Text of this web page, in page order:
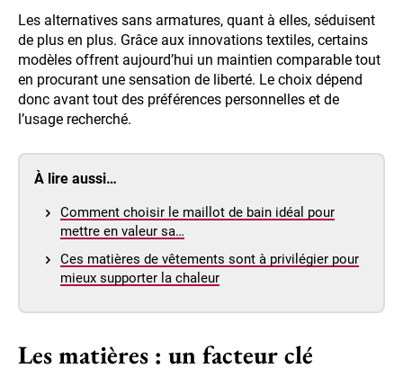
Les alternatives sans armatures, quant à elles, séduisent
de plus en plus. Grâce aux innovations textiles, certains
modèles offrent aujourd’hui un maintien comparable tout
en procurant une sensation de liberté. Le choix dépend
donc avant tout des préférences personnelles et de
l’usage recherché.
À lire aussi…
Comment choisir le maillot de bain idéal pour
mettre en valeur sa…
Ces matières de vêtements sont à privilégier pour
mieux supporter la chaleur
Les matières : un facteur clé